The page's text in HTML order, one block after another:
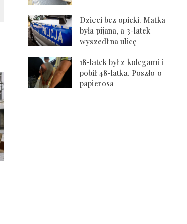
Dzieci bez opieki. Matka
była pijana, a 3-latek
wyszedł na ulicę
18-latek był z kolegami i
pobił 48-latka. Poszło o
papierosa